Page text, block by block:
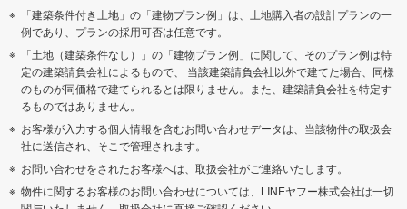
「建築条件付き土地」の「建物プラン例」は、土地購入者の設計プランの一
例であり、プランの採用可否は任意です。
「土地（建築条件なし）」の「建物プラン例」に関して、そのプラン例は特
定の建築請負会社によるもので、 当該建築請負会社以外で建てた場合、同様
のものが同価格で建てられるとは限りません。また、建築請負会社を特定す
るものではありません。
お客様が入力する個人情報を含むお問い合わせデータは、当該物件の取扱会
社に送信され、そこで管理されます。
お問い合わせをされたお客様へは、取扱会社がご連絡いたします。
物件に関するお客様のお問い合わせについては、LINEヤフー株式会社は一切